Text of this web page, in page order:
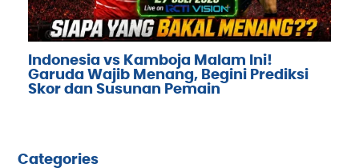
Indonesia vs Kamboja Malam Ini!
Garuda Wajib Menang, Begini Prediksi
Skor dan Susunan Pemain
Categories